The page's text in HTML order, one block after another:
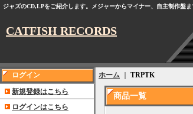
ジャズのCD,LPをご紹介します。メジャーからマイナー、自主制作盤
CATFISH RECORDS
ログイン
新規登録はこちら
ログインはこちら
ホーム TRPTK
商品一覧